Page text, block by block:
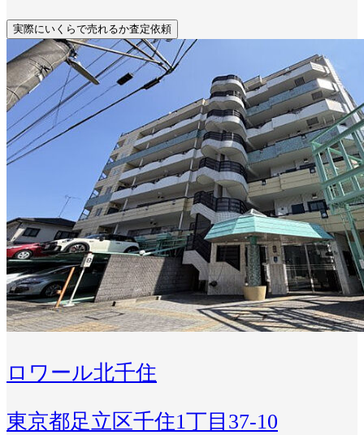
実際にいくらで売れるか査定依頼
ロワール北千住
東京都足立区千住1丁目37-10